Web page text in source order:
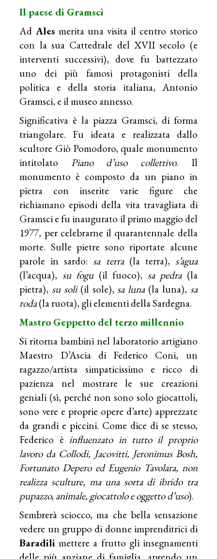
Il paese di Gramsci
Ad Ales merita una visita il centro storico
con la sua Cattedrale del XVII secolo (e
interventi successivi), dove fu battezzato
uno dei più famosi protagonisti della
politica e della storia italiana, Antonio
Gramsci, e il museo annesso.
Significativa è la piazza Gramsci, di forma
triangolare. Fu ideata e realizzata dallo
scultore Giò Pomodoro, quale monumento
intitolato Piano d’uso collettivo. Il
monumento è composto da un piano in
pietra con inserite varie figure che
richiamano episodi della vita travagliata di
Gramsci e fu inaugurato il primo maggio del
1977, per celebrarne il quarantennale della
morte. Sulle pietre sono riportate alcune
parole in sardo: sa terra(la terra), s’agua
(l’acqua), su fogu(il fuoco), sa pedra(la
pietra), su soli(il sole), sa luna(la luna), sa
roda(la ruota), gli elementi della Sardegna.
Mastro Geppetto del terzo millennio
Si ritorna bambini nel laboratorio artigiano
Maestro D’Ascia di Federico Coni, un
ragazzo/artista simpaticissimo e ricco di
pazienza nel mostrare le sue creazioni
geniali (sì, perché non sono solo giocattoli,
sono vere e proprie opere d’arte) apprezzate
da grandi e piccini. Come dice di se stesso,
Federico èinfluenzato in tutto il proprio
lavoro da Collodi, Jacovitti, Jeronimus Bosh,
Fortunato Depero ed Eugenio Tavolara, non
realizza sculture, ma una sorta di ibrido tra
pupazzo, animale, giocattolo e oggetto d’uso).
Sembrerà sciocco, ma che bella sensazione
vedere un gruppo di donne imprenditrici di
Baradili mettere a frutto gli insegnamenti